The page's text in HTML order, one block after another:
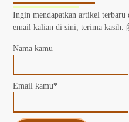
Ingin mendapatkan artikel terbaru
email kalian di sini, terima kasih.
Nama kamu
Email kamu*